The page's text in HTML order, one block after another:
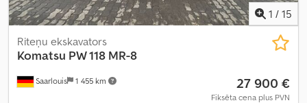
1 / 15
Saarlouis 1 455 km
Riteņu ekskavators
Komatsu PW 118 MR-8
27 900 €
Fiksēta cena plus PVN